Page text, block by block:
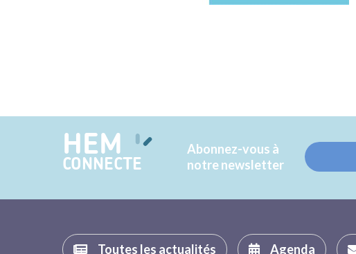
HEM
CONNECTE
Abonnez-vous à
notre newsletter
Toutes les actualités Agenda